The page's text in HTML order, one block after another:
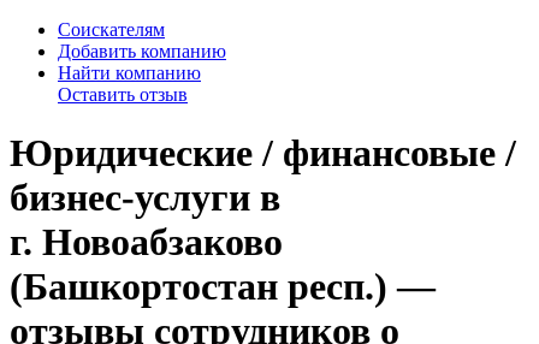
Соискателям
Добавить компанию
Найти компанию
Оставить отзыв
Юридические / финансовые /
бизнес-услуги в
г. Новоабзаково
(Башкортостан респ.) —
отзывы сотрудников о